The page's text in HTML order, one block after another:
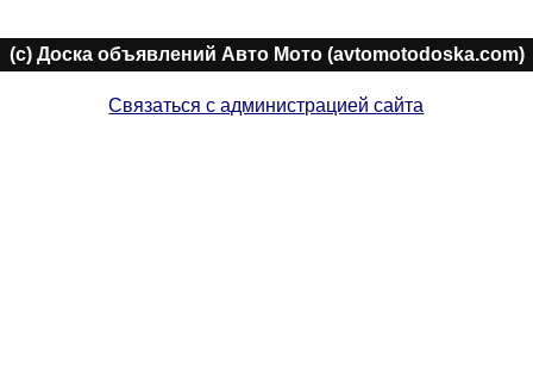
(c) Доска объявлений Авто Мото (avtomotodoska.com)
Связаться с администрацией сайта